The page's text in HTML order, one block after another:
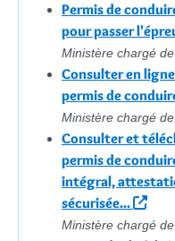
Permis de
pour passer
Ministère chargé
Consulter en
permis de
Ministère chargé
Consulter et
permis de
intégral,
sécurisée...
Ministère chargé